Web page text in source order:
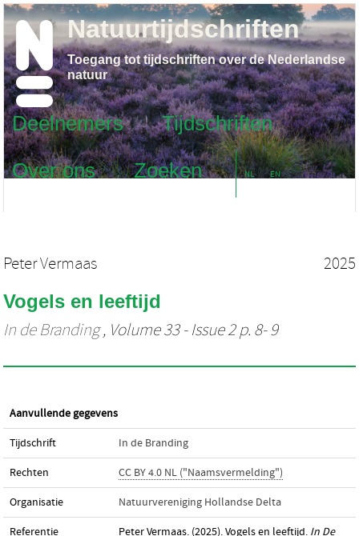
Deelnemers
Tijdschriften
Over ons
Zoeken NL EN
Natuurtijdschriften
Toegang tot tijdschriften over de Nederlandse
natuur
Peter Vermaas 2025
Vogels en leeftijd
In de Branding, Volume 33 - Issue 2 p. 8- 9
Aanvullende gegevens
Tijdschrift In de Branding
Rechten CC BY 4.0 NL ("Naamsvermelding")
Organisatie Natuurvereniging Hollandse Delta
Referentie Peter Vermaas. (2025). Vogels en leeftijd. In De